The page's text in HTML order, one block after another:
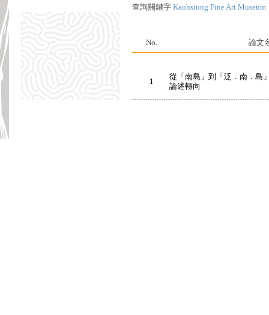
查詢關鍵字 Kaohsiung Fine Art Museum
No. 論文
1
從「南島」到「泛．南．島
論述轉向